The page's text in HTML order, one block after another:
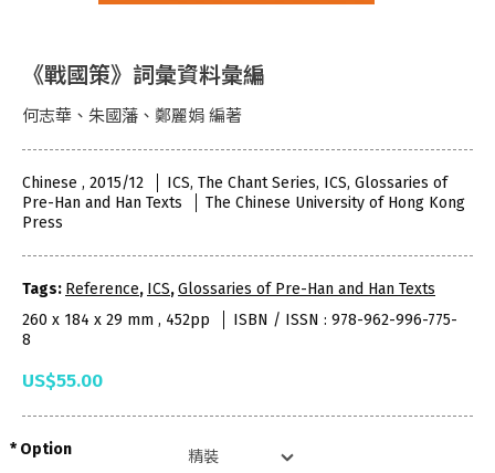
《戰國策》詞彙資料彙編
何志華、朱國藩、鄭麗娟 編著
Chinese , 2015/12
ICS, The Chant Series, ICS, Glossaries of
Pre-Han and Han Texts
The Chinese University of Hong Kong
Press
Tags: Reference, ICS,Glossaries of Pre-Han and Han Texts
260 x 184 x 29 mm , 452pp
ISBN / ISSN : 978-962-996-775-
8
US$55.00
Option